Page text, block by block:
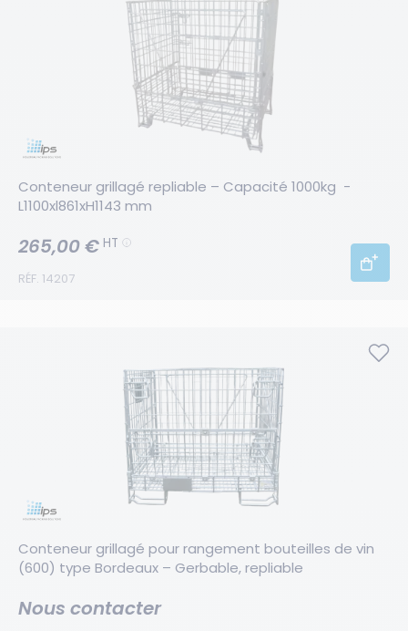
Conteneur grillagé repliable – Capacité 1000kg  -
L1100xl861xH1143 mm
RÉF. 14207
265,00 € HT
Conteneur grillagé pour rangement bouteilles de vin
(600) type Bordeaux – Gerbable, repliable
Nous contacter